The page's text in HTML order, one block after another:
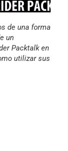
de una forma
un
Packtalk en
utilizar sus